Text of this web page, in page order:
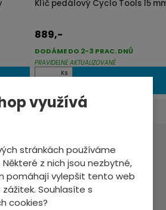
využívá
stránkách používáme
z nich jsou nezbytné,
pomáhají vylepšit tento web
Souhlasíte s
cookies?
Klíč pedálový Cyclo Tools 15
889,-
Z
ě
t
p
o
č
Ks
KOUPIT
DODÁME DO 2-3 PRAC. DNŮ
PRAVIDELNĚ AKTUALIZOVANÉ